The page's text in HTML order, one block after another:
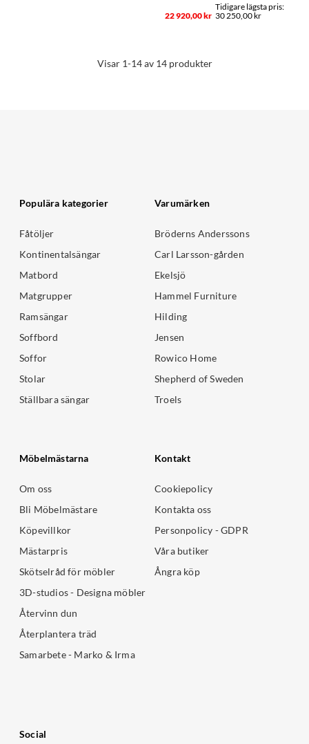
22 920,00 kr 30 250,00 kr
Visar 1-14 av 14 produkter
Populära kategorier
Fåtöljer
Kontinentalsängar
Matbord
Matgrupper
Ramsängar
Soffbord
Soffor
Stolar
Ställbara sängar
Varumärken
Bröderns Anderssons
Carl Larsson-gården
Ekelsjö
Hammel Furniture
Hilding
Jensen
Rowico Home
Shepherd of Sweden
Troels
Möbelmästarna
Om oss
Bli Möbelmästare
Köpevillkor
Mästarpris
Skötselråd för möbler
3D-studios - Designa möbler
Återvinn dun
Återplantera träd
Samarbete - Marko & Irma
Kontakt
Cookiepolicy
Kontakta oss
Personpolicy - GDPR
Våra butiker
Ångra köp
Social